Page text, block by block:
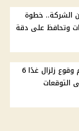
الشركة.. خطوة
وتحافظ على دقة
البحوث الفلكية تحسم مزاعم وقوع زلزال غدًا 6